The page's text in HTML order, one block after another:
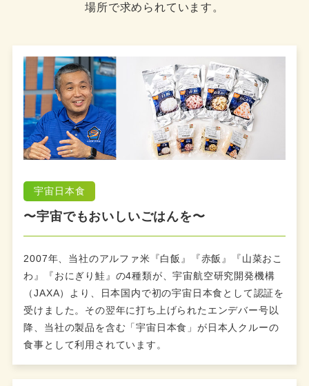
場所で求められています。
宇宙日本食
〜宇宙でもおいしいごはんを〜
2007年、当社のアルファ米『白飯』『赤飯』『山菜おこ
わ』『おにぎり鮭』の4種類が、宇宙航空研究開発機構
（JAXA）より、日本国内で初の宇宙日本食として認証を
受けました。その翌年に打ち上げられたエンデバー号以
降、当社の製品を含む「宇宙日本食」が日本人クルーの
食事として利用されています。